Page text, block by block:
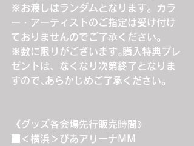
※お渡しはランダムとなります。カラ
ー・アーティストのご指定は受け付け
ておりませんのでご了承ください。
※数に限りがございます｡購入特典プレ
ゼントは、なくなり次第終了となりま
すので､あらかじめご了承ください。
《グッズ各会場先行販売時間》
■＜横浜＞ぴあアリーナMM